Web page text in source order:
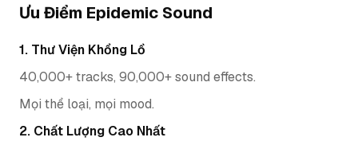
Ưu Điểm Epidemic Sound
1. Thư Viện Khổng Lồ
40,000+ tracks, 90,000+ sound effects.
Mọi thể loại, mọi mood.
2. Chất Lượng Cao Nhất